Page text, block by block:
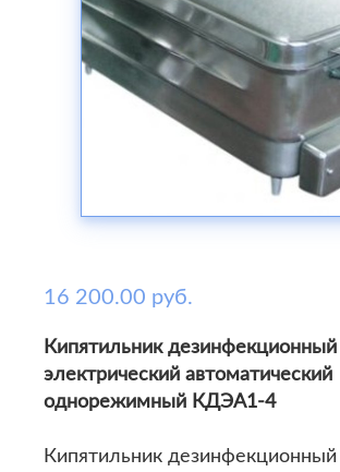
16 200.00 руб.
Кипятильник дезинфекционный
электрический автоматический
однорежимный КДЭА1-4
Кипятильник дезинфекционный